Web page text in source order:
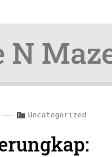
N
— C
t
Uncategorized